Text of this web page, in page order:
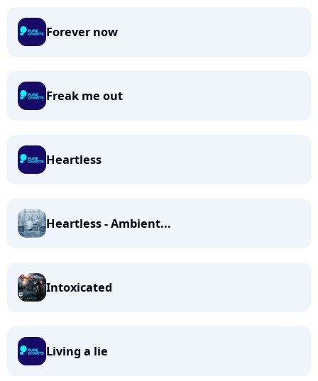
Forever now
Freak me out
Heartless
Heartless - Ambient...
Intoxicated
Living a lie